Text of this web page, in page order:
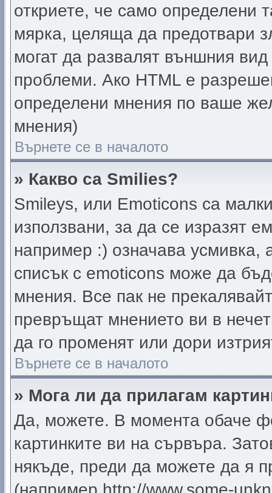
откриете, че само определени
мярка, целяща да предотвари
могат да развалят външния
проблеми. Ако HTML е
определени мнения по ваше
мнения)
Върнете се в началото
» Какво са Smilies?
Smileys, или Emoticons са
използвани, за да се изразят
например :) означава усмивка,
списък с emoticons може да
мнения. Все пак не
превръщат мнението ви в
да го променят или дори
Върнете се в началото
» Мога ли да прилагам
Да, можете. В момента обаче
картинките ви на сървъра.
някъде, преди да можете да я